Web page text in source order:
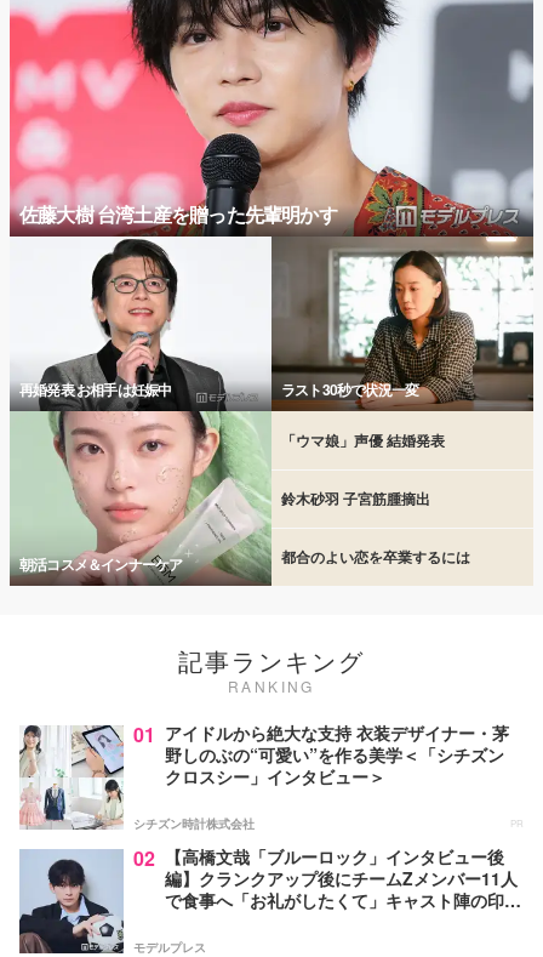
佐藤大樹 台湾土産を贈った先輩明かす
再婚発表 お相手は妊娠中 ラスト30秒で状況一変
朝活コスメ＆インナーケア
「ウマ娘」声優 結婚発表
鈴木砂羽 子宮筋腫摘出
都合のよい恋を卒業するには
記事ランキング
RANKING
01 アイドルから絶大な支持 衣装デザイナー・茅
野しのぶの“可愛い”を作る美学＜「シチズン
クロスシー」インタビュー＞
シチズン時計株式会社 PR
02
【高橋文哉「ブルーロック」インタビュー後
編】クランクアップ後にチームZメンバー11人
で食事へ「お礼がしたくて」キャスト陣の印象
モデルプレス